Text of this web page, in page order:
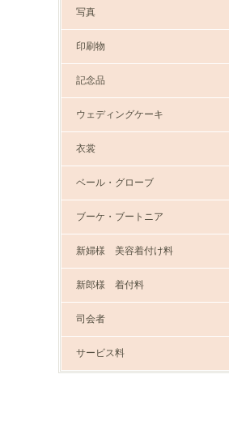
写真
印刷物
記念品
ウェディングケーキ
衣裳
ベール・グローブ
ブーケ・ブートニア
新婦様 美容着付け料
新郎様 着付料
司会者
サービス料